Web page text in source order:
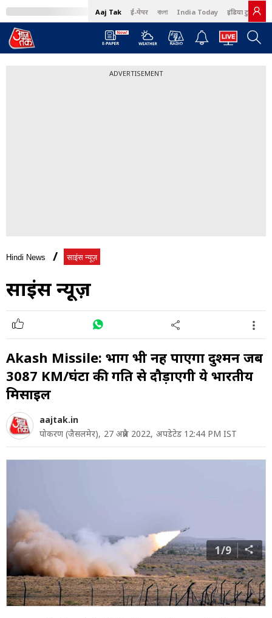
Aaj Tak ई-पेपर বাংলা India Today इंडिया टुडे हिंदी
ADVERTISEMENT
Hindi News साइंस न्यूज़
साइंस न्यूज़
Akash Missile: भाग भी नहीं पाएगा दुश्मन जब
3087 KM/घंटा की गति से दौड़ाएगी ये भारतीय
मिसाइल
aajtak.in
पोकरण (जैसलमेर), 27 अप्रैल 2022, अपडेटेड 12:44 PM IST
1/9